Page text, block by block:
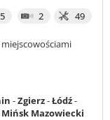
2 49
-Zgierz-Łódź-
Mińsk Mazowiecki